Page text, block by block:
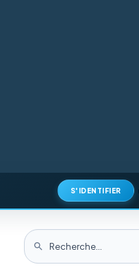
S'IDENTIFIER